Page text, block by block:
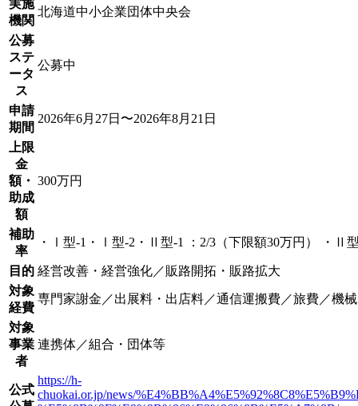
実施
機関
北海道中小企業団体中央会
公募
ステ
ータ
ス
公募中
申請
期間
2026年6月27日〜2026年8月21日
上限
金
額・
助成
額
300万円
補助
率
・Ⅰ型-1・Ⅰ型-2・Ⅱ型-1 ：2/3（下限額30万円） ・Ⅱ
目的 経営改善・経営強化／販路開拓・販路拡大
対象
経費
専門家謝金／出展料・出店料／通信運搬費／旅費／機
対象
事業
者
連携体／組合・団体等
公式
https://h-
chuokai.or.jp/news/